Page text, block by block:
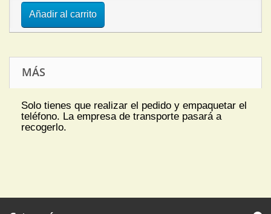
Añadir al carrito
MÁS
Solo tienes que realizar el pedido y empaquetar el
teléfono. La empresa de transporte pasará a
recogerlo.